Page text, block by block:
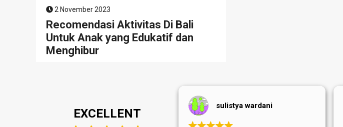
2 November 2023
Recomendasi Aktivitas Di Bali
Untuk Anak yang Edukatif dan
Menghibur
EXCELLENT
sulistya wardani